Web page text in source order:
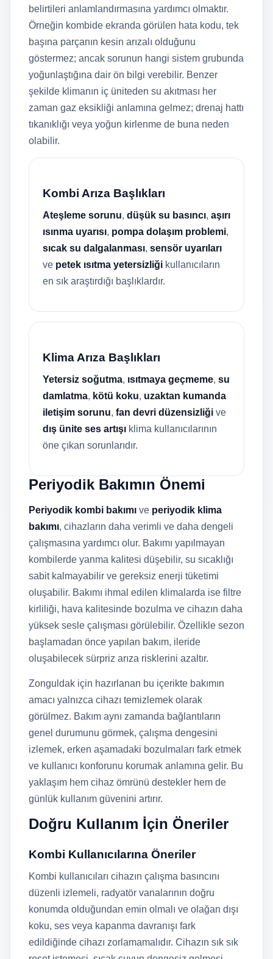
belirtileri anlamlandırmasına yardımcı olmaktır.
Örneğin kombide ekranda görülen hata kodu, tek
başına parçanın kesin arızalı olduğunu
göstermez; ancak sorunun hangi sistem grubunda
yoğunlaştığına dair ön bilgi verebilir. Benzer
şekilde klimanın iç üniteden su akıtması her
zaman gaz eksikliği anlamına gelmez; drenaj hattı
tıkanıklığı veya yoğun kirlenme de buna neden
olabilir.
Kombi Arıza Başlıkları
Ateşleme sorunu, düşük su basıncı, aşırı
ısınma uyarısı, pompa dolaşım problemi,
sıcak su dalgalanması, sensör uyarıları
ve petek ısıtma yetersizliği kullanıcıların
en sık araştırdığı başlıklardır.
Klima Arıza Başlıkları
Yetersiz soğutma, ısıtmaya geçmeme, su
damlatma, kötü koku, uzaktan kumanda
iletişim sorunu, fan devri düzensizliği ve
dış ünite ses artışı klima kullanıcılarının
öne çıkan sorunlarıdır.
Periyodik Bakımın Önemi
Periyodik kombi bakımı ve periyodik klima
bakımı, cihazların daha verimli ve daha dengeli
çalışmasına yardımcı olur. Bakımı yapılmayan
kombilerde yanma kalitesi düşebilir, su sıcaklığı
sabit kalmayabilir ve gereksiz enerji tüketimi
oluşabilir. Bakımı ihmal edilen klimalarda ise filtre
kirliliği, hava kalitesinde bozulma ve cihazın daha
yüksek sesle çalışması görülebilir. Özellikle sezon
başlamadan önce yapılan bakım, ileride
oluşabilecek sürpriz arıza risklerini azaltır.
Zonguldak için hazırlanan bu içerikte bakımın
amacı yalnızca cihazı temizlemek olarak
görülmez. Bakım aynı zamanda bağlantıların
genel durumunu görmek, çalışma dengesini
izlemek, erken aşamadaki bozulmaları fark etmek
ve kullanıcı konforunu korumak anlamına gelir. Bu
yaklaşım hem cihaz ömrünü destekler hem de
günlük kullanım güvenini artırır.
Doğru Kullanım İçin Öneriler
Kombi Kullanıcılarına Öneriler
Kombi kullanıcıları cihazın çalışma basıncını
düzenli izlemeli, radyatör vanalarının doğru
konumda olduğundan emin olmalı ve olağan dışı
koku, ses veya kapanma davranışı fark
edildiğinde cihazı zorlamamalıdır. Cihazın sık sık